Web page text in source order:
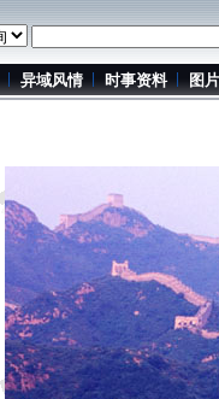
异域风情 时事资料 图